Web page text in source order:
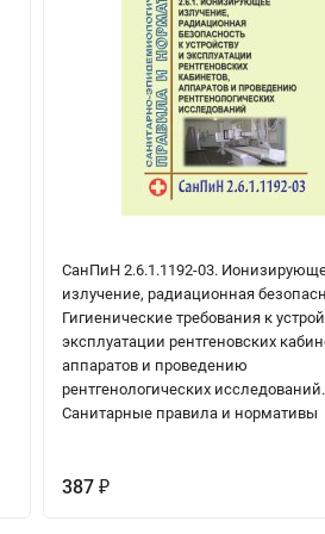
СанПиН 2.6.1.1192-03.
излучение, радиационная
Гигиенические требования к
эксплуатации рентгеновских
аппаратов и проведению
рентгенологических исследований.
Санитарные правила и нормативы
387₽